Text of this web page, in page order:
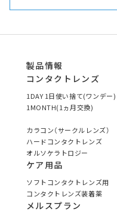
製品情報
コンタクトレンズ
1DAY 1日使い捨て(ワンデー)
1MONTH(1ヵ月交換)
カラコン（サークルレンズ）
ハードコンタクトレンズ
オルソケラトロジー
ケア用品
ソフトコンタクトレンズ用
コンタクトレンズ装着薬
メルスプラン